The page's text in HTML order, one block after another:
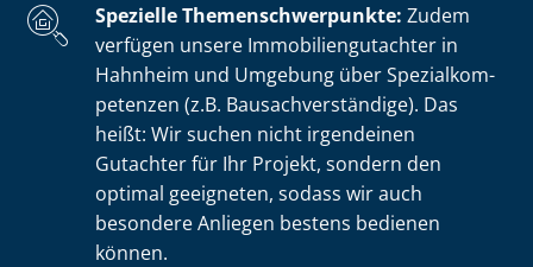
Spezielle The­men­schwer­punk­te: Zudem
verfügen unsere Im­mo­bi­li­en­gut­ach­ter in
Hahnheim und Umgebung über Spe­zi­al­kom­
pe­ten­zen (z.B. Bau­sach­ver­stän­di­ge). Das
heißt: Wir suchen nicht irgendeinen
Gutachter für Ihr Projekt, sondern den
optimal geeigneten, sodass wir auch
besondere Anliegen bestens bedienen
können.